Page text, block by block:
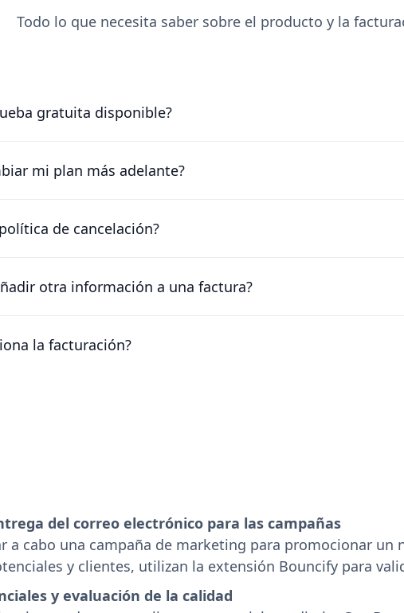
Todo lo que necesita saber sobre el producto y la
gratuita disponible?
posible.
mi plan más adelante?
solución que funcione para usted.
de cancelación?
la diferencia ya pagada.
otra información a una factura?
nombre del espacio de trabajo.
la facturación?
del correo electrónico para las campañas
a cabo una campaña de marketing para promocionar un
y clientes, utilizan la extensión Bouncify para
y evaluación de la calidad